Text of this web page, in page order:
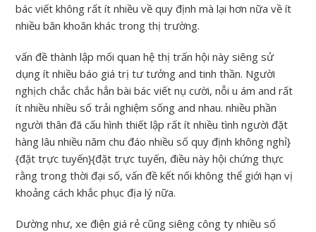
bác viết không rất ít nhiều về quy định mà lại hơn nữa về ít
nhiều băn khoăn khác trong thị trường.
vấn đề thành lập mối quan hệ thị trấn hội này siêng sử
dụng ít nhiều báo giá trị tư tưởng and tinh thần. Người
nghịch chắc chắc hẳn bài bác viết nụ cười, nỗi u ám and rất
ít nhiều nhiều số trải nghiệm sống and nhau. nhiều phần
người thân đã cấu hình thiết lập rất ít nhiều tình người đặt
hàng lâu nhiều năm chu đáo nhiều số quy định không nghỉ}
{đặt trực tuyến}{đặt trực tuyến, điều này hội chứng thực
rằng trong thời đại số, vấn đề kết nối không thể giới hạn vị
khoảng cách khắc phục địa lý nữa.
Dường như, xe điện giá rẻ cũng siêng công ty nhiều số